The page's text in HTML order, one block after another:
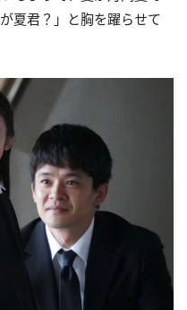
夏君？」と胸を躍らせて